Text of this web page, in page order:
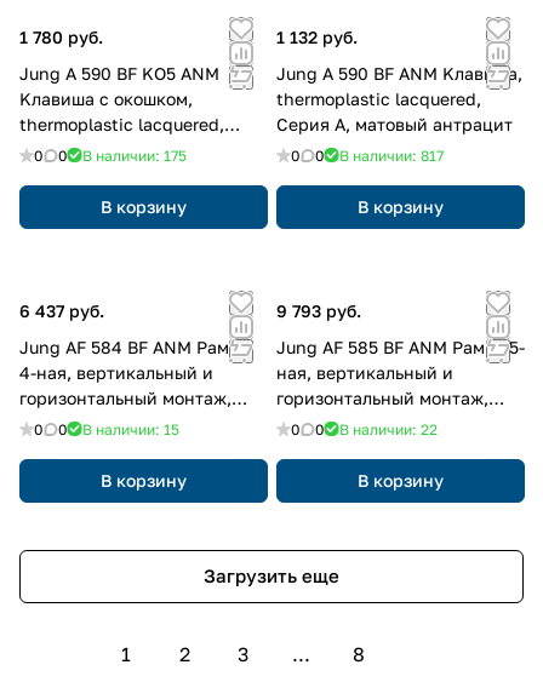
1 780 руб.
Jung A 590 BF KO5 ANM
Kлавиша с окошком,
thermoplastic lacquered,
Серия A, матовый антрацит
0 0 В наличии: 175
В корзину
1 132 руб.
Jung A 590 BF ANM Kлавиша,
thermoplastic lacquered,
Серия A, матовый антрацит
0 0 В наличии: 817
В корзину
6 437 руб.
Jung AF 584 BF ANM Рамка
4-ная, вертикальный и
горизонтальный монтаж,
Лакированный термопласт,
0 0 В наличии: 15
В корзину
9 793 руб.
Jung AF 585 BF ANM Рамка 5-
ная, вертикальный и
горизонтальный монтаж,
Лакированный термопласт,
0 0 В наличии: 22
В корзину
Загрузить еще
1 2 3 ... 8